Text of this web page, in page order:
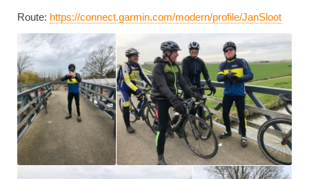
Route: https://connect.garmin.com/modern/profile/JanSloot